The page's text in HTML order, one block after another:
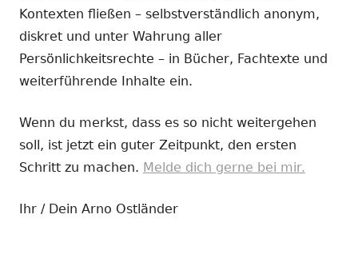
Fenster
öffnen
Kontexten fließen – selbstverständlich anonym,
diskret und unter Wahrung aller
Persönlichkeitsrechte – in Bücher, Fachtexte und
weiterführende Inhalte ein.
Wenn du merkst, dass es so nicht weitergehen
soll, ist jetzt ein guter Zeitpunkt, den ersten
Schritt zu machen. Melde dich gerne bei mir.
Ihr / Dein Arno Ostländer